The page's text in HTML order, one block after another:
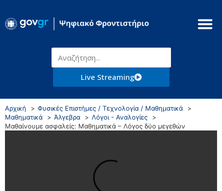
Live Streaming
Αρχική
Φυσικές Επιστήμες / Τεχνολογία / Μαθηματικά
Μαθηματικά
Άλγεβρα
Λόγοι - Αναλογίες
Μαθαίνουμε ασφαλείς: Μαθηματικά – Λόγος δύο μεγεθών